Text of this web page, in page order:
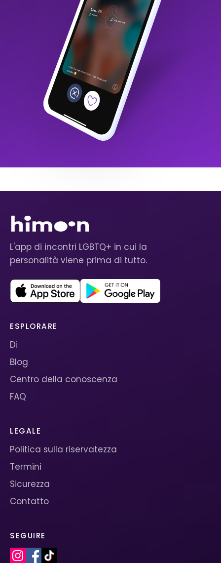
L'app di incontri LGBTQ+ in cui la
personalità viene prima di tutto.
ESPLORARE
Di
Blog
Centro della conoscenza
FAQ
LEGALE
Politica sulla riservatezza
Termini
Sicurezza
Contatto
SEGUIRE